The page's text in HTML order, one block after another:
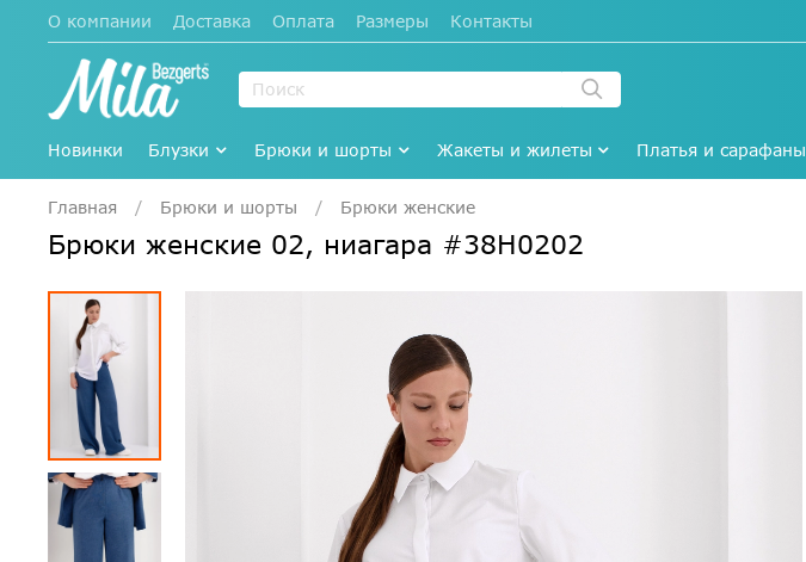
О компании Доставка Оплата Размеры Контакты
Новинки Блузки Брюки и шорты Жакеты и жилеты Платья и сарафаны
Главная Брюки и шорты Брюки женские
Брюки женские 02, ниагара #38Н0202